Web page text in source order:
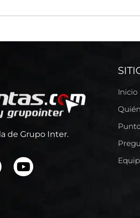
de Grupo Inter.
Inicio